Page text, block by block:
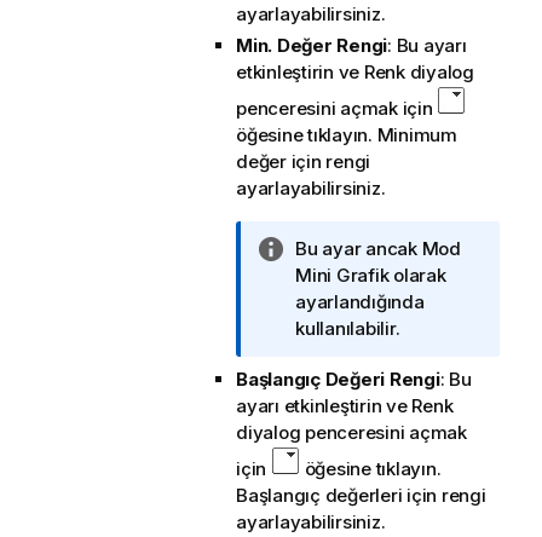
ayarlayabilirsiniz.
Min. Değer Rengi: Bu ayarı
etkinleştirin ve Renk diyalog
penceresini açmak için
öğesine tıklayın. Minimum
değer için rengi
ayarlayabilirsiniz.
B
i
l
g
n
o
t
Bu ayar ancak Mod
Mini Grafik olarak
ayarlandığında
kullanılabilir.
Başlangıç Değeri Rengi: Bu
ayarı etkinleştirin ve Renk
diyalog penceresini açmak
için
öğesine tıklayın.
Başlangıç değerleri için rengi
ayarlayabilirsiniz.